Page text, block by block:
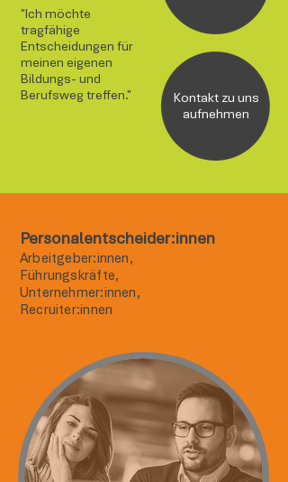
"Ich möchte
tragfähige
Entscheidungen für
meinen eigenen
Bildungs- und
Berufsweg treffen."
Kontakt zu uns
aufnehmen
Personalentscheider:innen
Arbeitgeber:innen,
Führungskräfte,
Unternehmer:innen,
Recruiter:innen